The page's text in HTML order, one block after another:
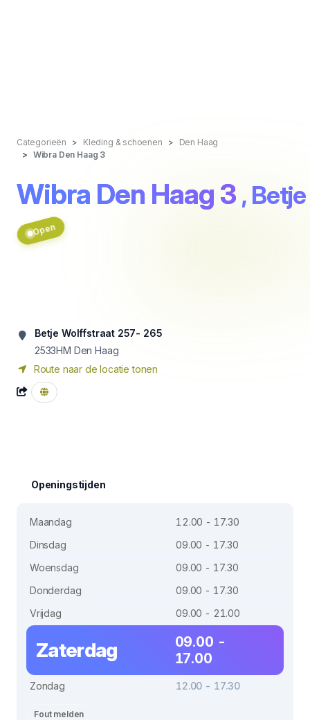
Categorieën Kleding & schoenen
Den Haag
Wibra Den Haag 3
Wibra Den Haag 3 ,
Open
Betje Wolffstraat 257- 265
2533HM Den Haag
Route naar de locatie tonen
Openingstijden
Maandag
12.00 - 17.30
Dinsdag
09.00 - 17.30
Woensdag
09.00 - 17.30
Donderdag
09.00 - 17.30
Vrijdag
09.00 - 21.00
Zaterdag
09.00 -
17.00
Zondag 12.00 - 17.30
Fout melden